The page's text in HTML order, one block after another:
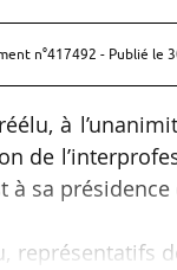
n°417492 - Publié le
à
de
à sa
représentatifs